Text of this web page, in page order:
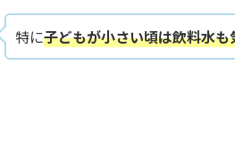
特に子どもが小さい頃は飲料水も